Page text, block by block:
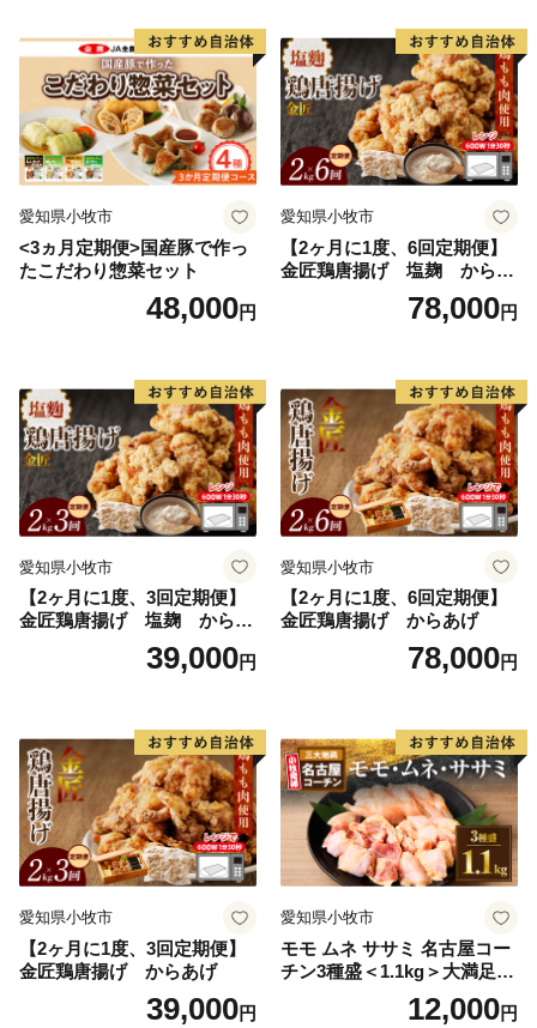
愛知県小牧市
<3ヵ月定期便>国産豚で作っ
たこだわり惣菜セット
48,000円
愛知県小牧市
【2ヶ月に1度、6回定期便】
金匠鶏唐揚げ 塩麹 からあ
78,000円
愛知県小牧市
【2ヶ月に1度、3回定期便】
金匠鶏唐揚げ 塩麹 からあ
39,000円
愛知県小牧市
【2ヶ月に1度、6回定期便】
金匠鶏唐揚げ からあげ
78,000円
愛知県小牧市
【2ヶ月に1度、3回定期便】
金匠鶏唐揚げ からあげ
39,000円
愛知県小牧市
モモ ムネ ササミ 名古屋コー
チン3種盛＜1.1kg＞大満足セ
ット 地鶏 鶏肉12,000円